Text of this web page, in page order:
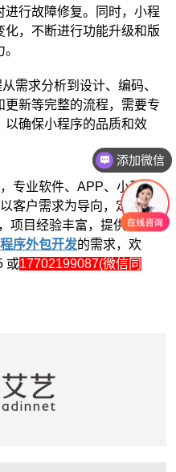
行故障修复。同时，小程
，不断进行功能升级和版
需求分析到设计、编码、
新等完整的流程，需要专
以确保小程序的品质和效
专业软件、APP、小程
客户需求为导向，定制
项目经验丰富，提供一
序外包开发的需求，欢
或17702199087(微信同
添加微信
咨询报价